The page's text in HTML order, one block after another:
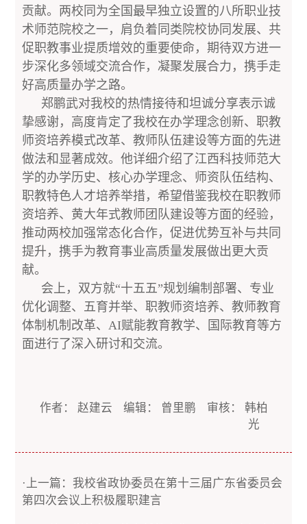
贡献。两校同为全国最早独立设置的八所职业技
术师范院校之一，肩负着同类院校协同发展、共
促职教事业提质增效的重要使命，期待双方进一
步深化多领域交流合作，凝聚发展合力，携手走
好高质量办学之路。
郑鹏武对我校的热情接待和坦诚分享表示诚
挚感谢，高度肯定了我校在办学理念创新、职教
师资培养模式改革、教师队伍建设等方面的先进
做法和显著成效。他详细介绍了江西科技师范大
学的办学历史、核心办学理念、师资队伍结构、
职教特色人才培养举措，希望借鉴我校在职教师
资培养、黄大年式教师团队建设等方面的经验，
推动两校加强常态化合作，促进优势互补与共同
提升，携手为教育事业高质量发展做出更大贡
献。
会上，双方就“十五五”规划编制部署、专业
优化调整、五育并举、职教师资培养、教师教育
体制机制改革、AI赋能教育教学、国际教育等方
面进行了深入研讨和交流。
作者： 赵建云 编辑： 曾里鹏 审核： 韩柏
光
·上一篇：我校省政协委员在第十三届广东省委员会
第四次会议上积极履职建言